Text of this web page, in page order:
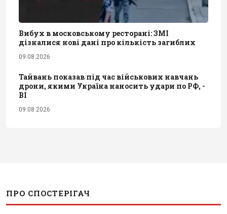
Вибух в московському ресторані: ЗМІ
дізналися нові дані про кількість загиблих
09.08.2026
Тайвань показав під час військових навчань
дрони, якими Україна наносить удари по РФ, -
BI
09.08.2026
ПРО СПОСТЕРІГАЧ